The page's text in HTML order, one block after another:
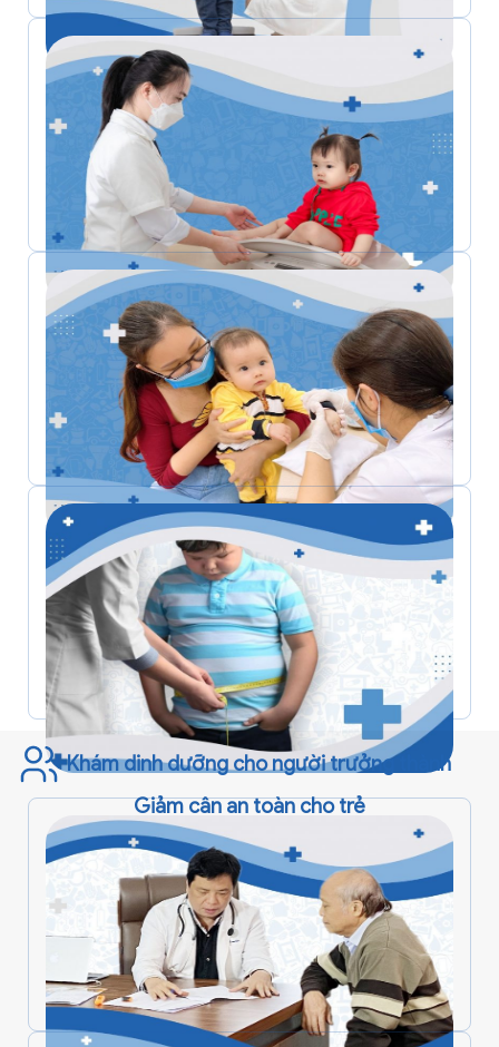
Tăng chiều cao tối ưu
Tăng cân nặng hiệu quả
Dinh dưỡng tổng quát
Giảm cân an toàn cho trẻ
Khám dinh dưỡng cho người trưởng thành